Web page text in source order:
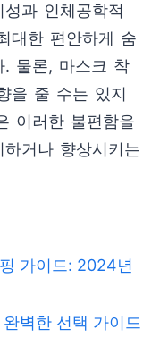
과 인체공학적
대한 편안하게 숨
. 물론, 마스크 착
을 줄 수는 있지
이러한 불편함을
거나 향상시키는
가이드: 2024년
벽한 선택 가이드